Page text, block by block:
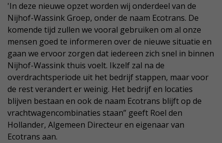
'In deze nieuwe opzet worden wij onderdeel van de
Nijhof-Wassink Groep, onder de naam Ecotrans. De
komende tijd zullen we vooral gebruiken om al onze
mensen goed te informeren over de nieuwe situatie en
gaan we ervoor zorgen dat iedereen zich snel in binnen
Nijhof-Wassink thuis voelt. Ikzelf zal na de
overdrachtsperiode uit het bedrijf stappen, maar voor
de rest verandert er weinig. Het bedrijf en locaties
blijven bestaan en ook de naam Ecotrans blijft op de
vrachtwagencombinaties staan” geeft Roel den
Hollander, Algemeen Directeur en eigenaar van
Ecotrans aan.